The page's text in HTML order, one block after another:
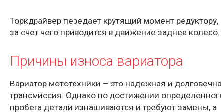
Торкдрайвер передает крутящий момент редуктору,
за счет чего приводится в движение заднее колесо.
Причины износа вариатора
Вариатор мототехники – это надежная и
трансмиссия. Однако по достижении
пробега детали изнашиваются и требуют замены, а